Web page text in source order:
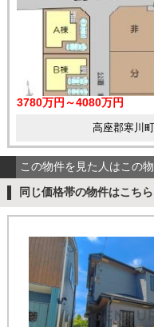
3780万円～4080万円
高座郡寒川
この物件を見た人はこの
同じ価格帯の物件はこちら